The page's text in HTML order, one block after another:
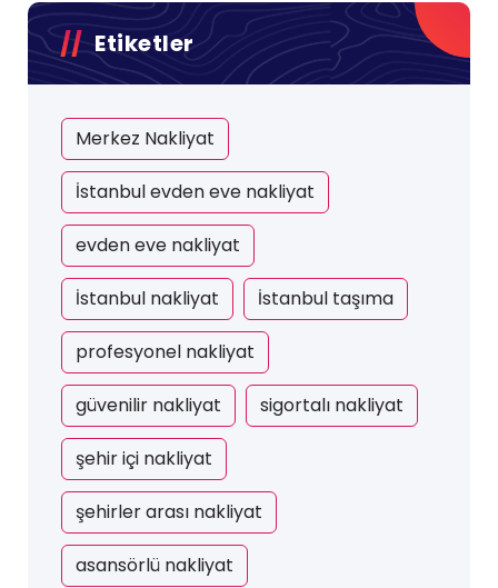
Etiketler
Merkez Nakliyat
İstanbul evden eve nakliyat
evden eve nakliyat
İstanbul nakliyat İstanbul taşıma
profesyonel nakliyat
güvenilir nakliyat sigortalı nakliyat
şehir içi nakliyat
şehirler arası nakliyat
asansörlü nakliyat